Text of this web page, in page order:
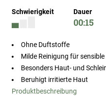
Bildergalerie
springen
Schwierigkeit Dauer
00:15
Ohne Duftstoffe
Milde Reinigung für
Besonders Haut- und
Beruhigt irritierte Haut
Produktbeschreibung